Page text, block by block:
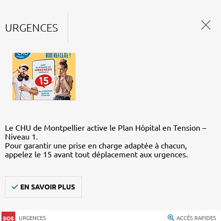
URGENCES
Le CHU de Montpellier active le Plan Hôpital en Tension –
Niveau 1.
Pour garantir une prise en charge adaptée à chacun,
appelez le 15 avant tout déplacement aux urgences.
EN SAVOIR PLUS
URGENCES ACCÈS RAPIDES